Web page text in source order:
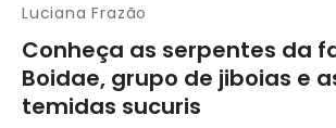
Luciana Frazão
Conheça as serpentes da
Boidae, grupo de jiboias e
temidas sucuris